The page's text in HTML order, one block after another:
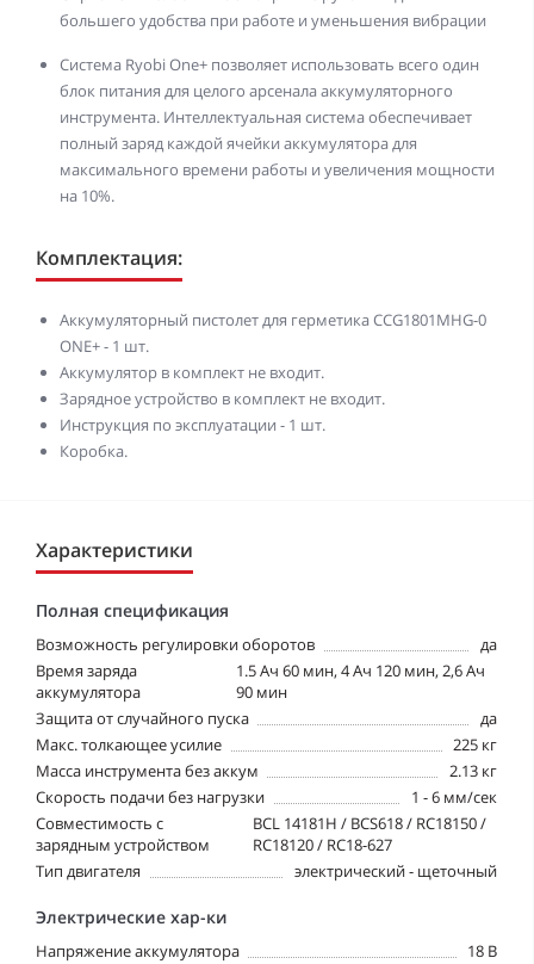
большего удобства при работе и уменьшения вибрации
Система Ryobi One+ позволяет использовать всего один
блок питания для целого арсенала аккумуляторного
инструмента. Интеллектуальная система обеспечивает
полный заряд каждой ячейки аккумулятора для
максимального времени работы и увеличения мощности
на 10%.
Комплектация:
Аккумуляторный пистолет для герметика CCG1801MHG-0
ONE+ - 1 шт.
Аккумулятор в комплект не входит.
Зарядное устройство в комплект не входит.
Инструкция по эксплуатации - 1 шт.
Коробка.
Характеристики
Полная спецификация
Возможность регулировки оборотов
да
Время заряда
аккумулятора
1.5 Ач 60 мин, 4 Ач 120 мин, 2,6 Ач
90 мин
Защита от случайного пуска
да
Макс. толкающее усилие
225 кг
Масса инструмента без аккум
2.13 кг
Скорость подачи без нагрузки
1 - 6 мм/сек
Совместимость с
зарядным устройством
BCL 14181H / BCS618 / RC18150 /
RC18120 / RC18-627
Тип двигателя
электрический - щеточный
Электрические хар-ки
Напряжение аккумулятора
18 В